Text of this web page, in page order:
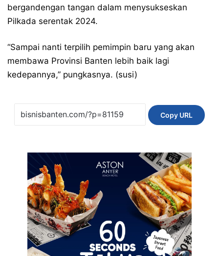
bergandengan tangan dalam menysukseskan
Pilkada serentak 2024.
“Sampai nanti terpilih pemimpin baru yang akan
membawa Provinsi Banten lebih baik lagi
kedepannya,” pungkasnya. (susi)
Copy URL